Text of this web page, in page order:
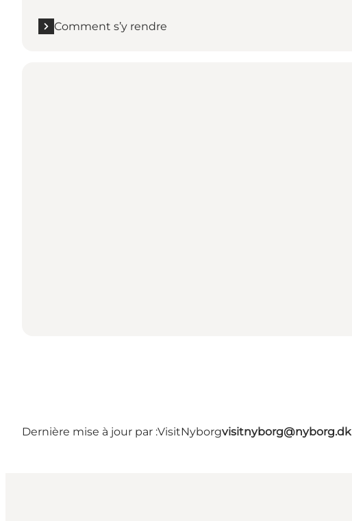
Comment s’y rendre
Dernière mise à jour par :VisitNyborgvisitnyborg@nyborg.dk